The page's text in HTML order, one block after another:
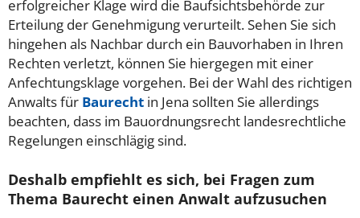
erfolgreicher Klage wird die Baufsichtsbehörde zur
Erteilung der Genehmigung verurteilt. Sehen Sie sich
hingehen als Nachbar durch ein Bauvorhaben in Ihren
Rechten verletzt, können Sie hiergegen mit einer
Anfechtungsklage vorgehen. Bei der Wahl des richtigen
Anwalts für Baurecht in Jena sollten Sie allerdings
beachten, dass im Bauordnungsrecht landesrechtliche
Regelungen einschlägig sind.
Deshalb empfiehlt es sich, bei Fragen zum
Thema Baurecht einen Anwalt aufzusuchen